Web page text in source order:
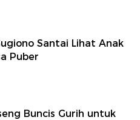
Santai Lihat Anak
Puber
Buncis Gurih untuk